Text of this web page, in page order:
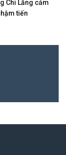
Chi Lăng cảm
tiến